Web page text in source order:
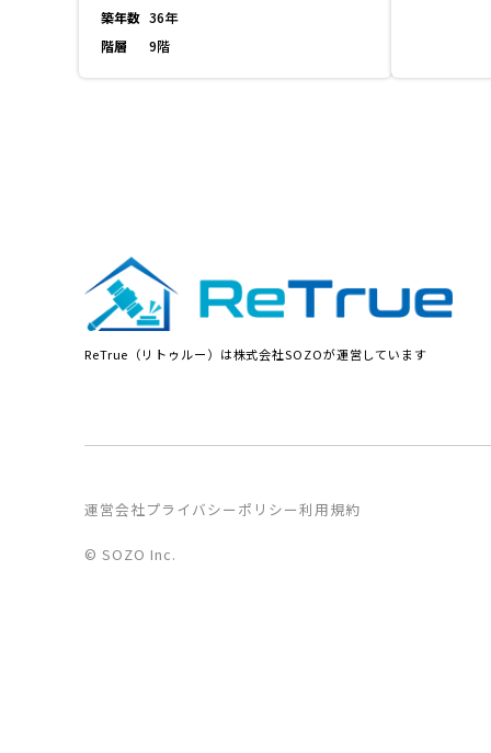
築年数 36年
階層
9階
ReTrue（リトゥルー）は株式会社SOZOが運営しています
運営会社プライバシーポリシー利用規約
© SOZO Inc.